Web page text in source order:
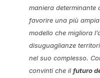
maniera determinante
favorire una più
modello che migliora
disuguaglianze
nel suo complesso.
convinti che il futuro